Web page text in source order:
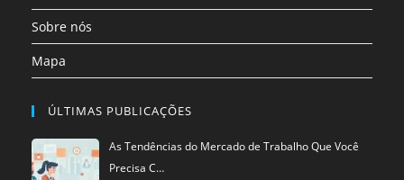
Sobre nós
Mapa
ÚLTIMAS PUBLICAÇÕES
As Tendências do Mercado de Trabalho Que Você
Precisa C…